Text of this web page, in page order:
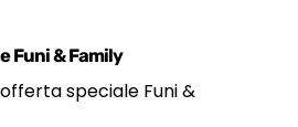
Funi & Family
speciale Funi &